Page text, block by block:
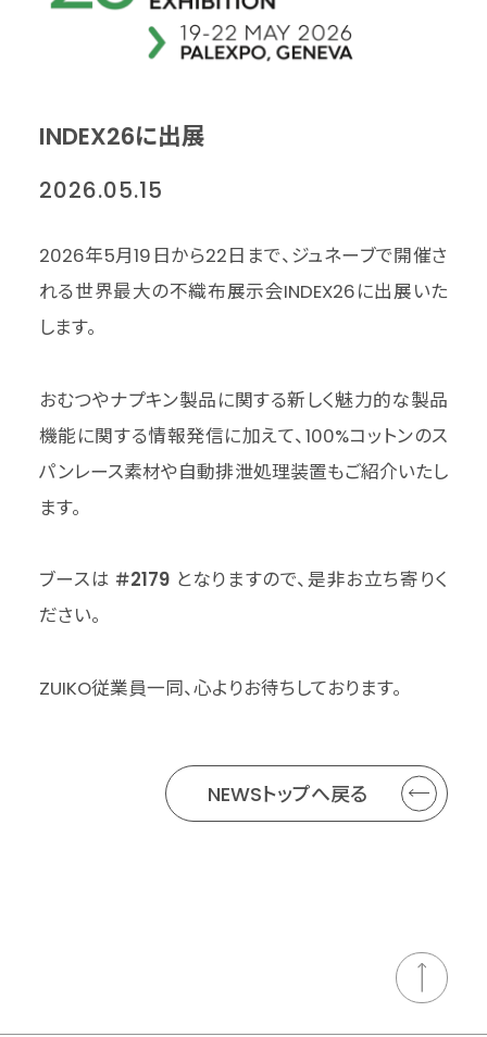
INDEX26に出展
2026.05.15
2026年5月19日から22日まで、ジュネーブで開催さ
れる世界最大の不織布展示会INDEX26に出展いた
します。
おむつやナプキン製品に関する新しく魅力的な製品
機能に関する情報発信に加えて、100%コットンのス
パンレース素材や自動排泄処理装置もご紹介いたし
ます。
ブースは ＃2179 となりますので、是非お立ち寄りく
ださい。
ZUIKO従業員一同、心よりお待ちしております。
NEWSトップへ戻る